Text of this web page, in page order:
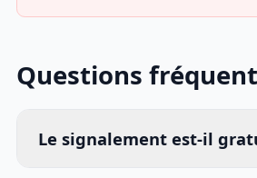
Questions
Le signalement est-il